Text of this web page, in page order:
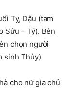
Tỵ, Dậu (tam
Sửu – Tý). Bên
chọn người
sinh Thủy).
cho nữ gia chủ